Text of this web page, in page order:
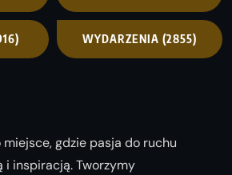
WYDARZENIA (2855)
gdzie pasja do ruchu
i inspiracją. Tworzymy